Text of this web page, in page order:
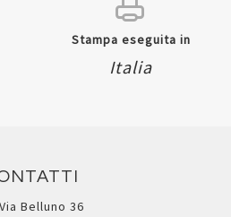
Stampa eseguita in
Italia
Via Belluno 36